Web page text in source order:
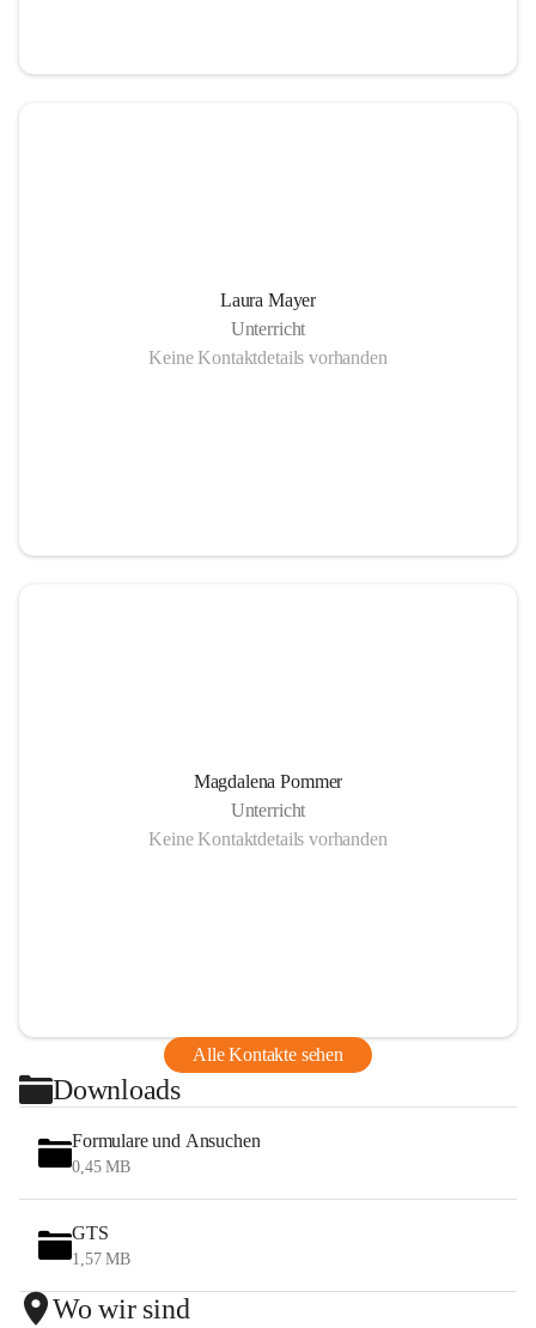
Laura Mayer
Unterricht
Keine Kontaktdetails vorhanden
Magdalena Pommer
Unterricht
Keine Kontaktdetails vorhanden
Alle Kontakte sehen
Downloads
Formulare und Ansuchen
0,45 MB
GTS
1,57 MB
Wo wir sind